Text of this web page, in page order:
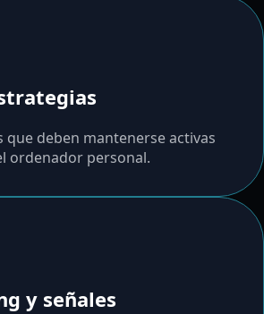
que deben mantenerse activas
ordenador personal.
y señales